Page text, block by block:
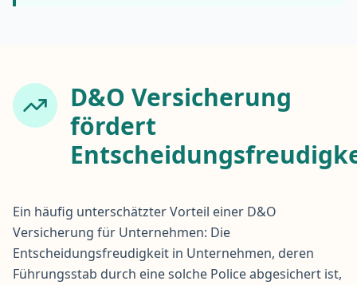
D&O Versicherung
fördert
Ein häufig unterschätzter Vorteil einer D&O
Versicherung für Unternehmen: Die
Entscheidungsfreudigkeit in Unternehmen, deren
Führungsstab durch eine solche Police abgesichert ist,